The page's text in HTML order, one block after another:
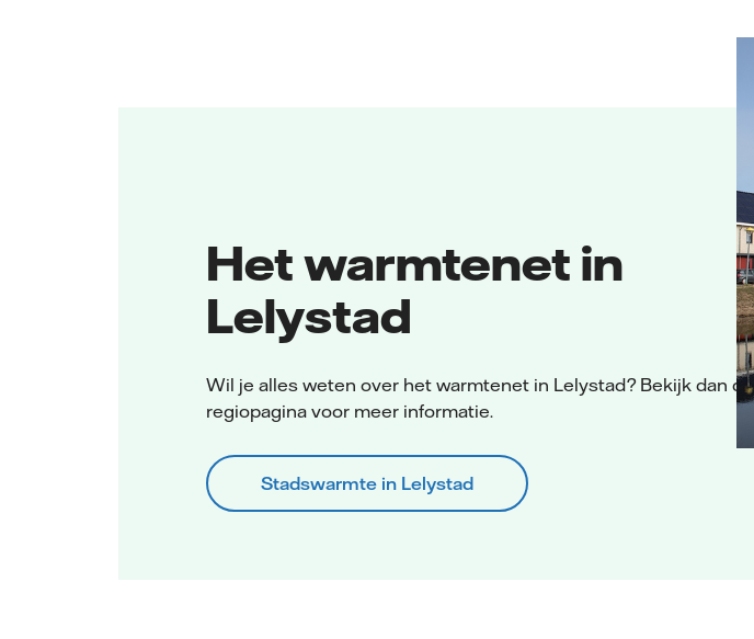
Het warmtenet in
Lelystad
Wil je alles weten over het warmtenet in Lelystad? Bekijk dan de
regiopagina voor meer informatie.
Stadswarmte in Lelystad